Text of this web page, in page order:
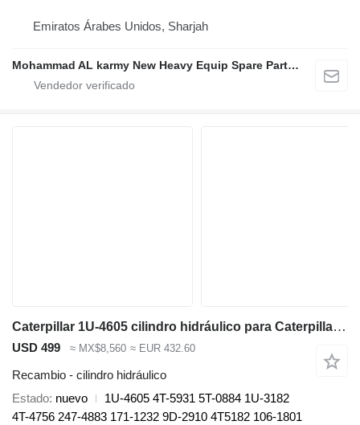
Emiratos Árabes Unidos, Sharjah
Mohammad AL karmy New Heavy Equip Spare Parts TR L.L.C Sole proprietorship
Caterpillar 1U-4605 cilindro hidráulico para Caterpillar 785C 777G 777D 789 D10T D11T volquete rígido
USD 499 ≈ MX$8,560 ≈ EUR 432.60
Recambio - cilindro hidráulico
Estado nuevo
1U-4605 4T-5931 5T-0884 1U-3182
4T-4756 247-4883 171-1232 9D-2910 4T5182 106-1801